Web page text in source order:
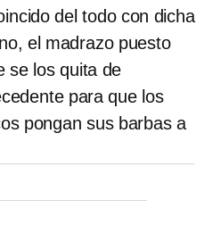
del todo con dicha
el madrazo puesto
se los quita de
para que los
pongan sus barbas a